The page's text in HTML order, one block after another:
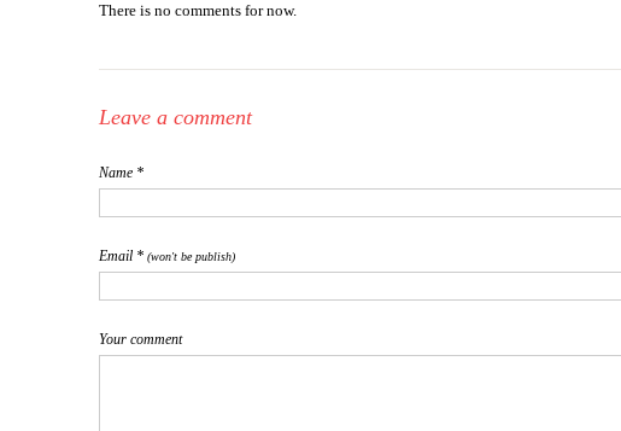
There is no comments for now.
Leave a comment
Name *
Email * (won't be publish)
Your comment